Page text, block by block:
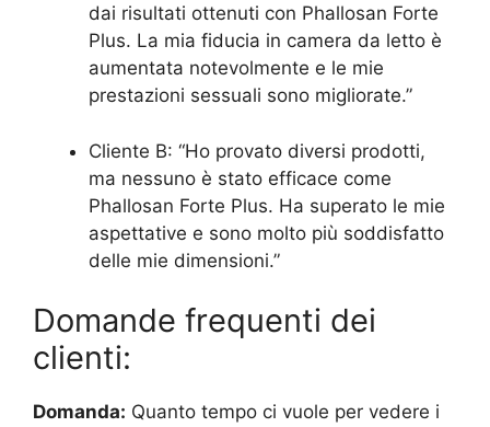
dai risultati ottenuti con Phallosan Forte
Plus. La mia fiducia in camera da letto è
aumentata notevolmente e le mie
prestazioni sessuali sono migliorate.”
Cliente B: “Ho provato diversi prodotti,
ma nessuno è stato efficace come
Phallosan Forte Plus. Ha superato le mie
aspettative e sono molto più soddisfatto
delle mie dimensioni.”
Domande frequenti dei
clienti:
Domanda: Quanto tempo ci vuole per vedere i